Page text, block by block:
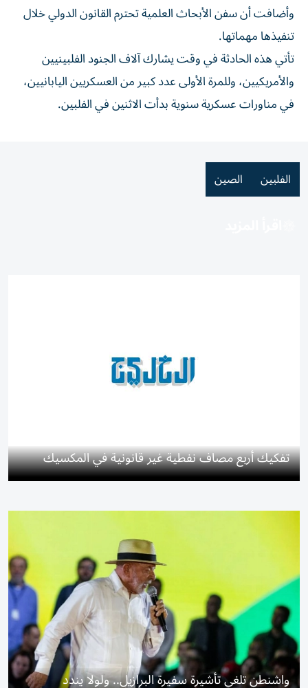
وأضافت أن سفن الأبحاث العلمية تحترم القانون الدولي خلال
تنفيذها مهماتها.
تأتي هذه الحادثة في وقت يشارك آلاف الجنود الفلبينيين
والأمريكيين، وللمرة الأولى عدد كبير من العسكريين اليابانيين،
في مناورات عسكرية سنوية بدأت الاثنين في الفلبين.
الفلبين الصين
تفكيك أربع مصاف نفطية غير قانونية في المكسيك
واشنطن تلغي تأشيرة سفيرة البرازيل.. ولولا يندد